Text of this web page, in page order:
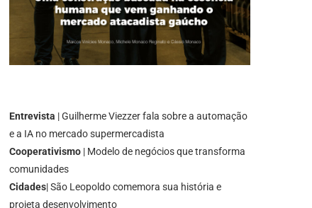
Entrevista | Guilherme Viezzer fala sobre a automação
e a IA no mercado supermercadista
Cooperativismo | Modelo de negócios que transforma
comunidades
Cidades| São Leopoldo comemora sua história e
projeta desenvolvimento